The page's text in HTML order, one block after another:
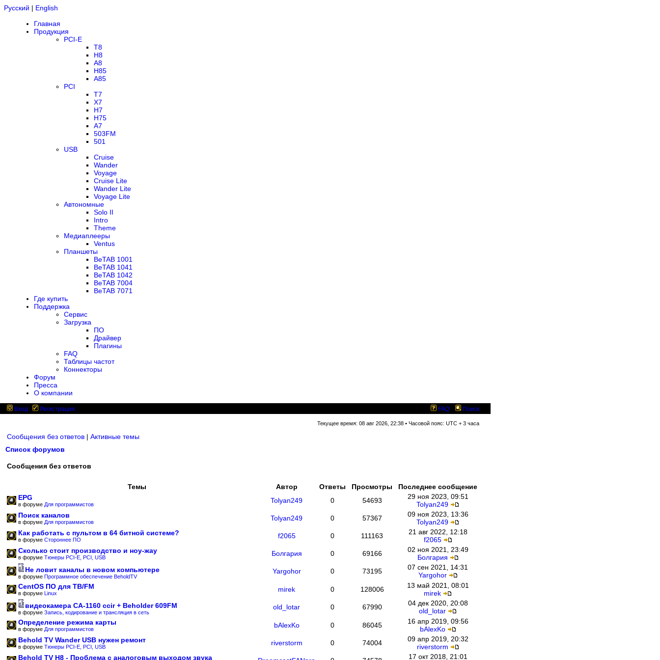
Русский | English
Главная
Продукция
PCI-E
T8
H8
A8
H85
A85
PCI
T7
X7
H7
H75
A7
503FM
501
USB
Cruise
Wander
Voyage
Cruise Lite
Wander Lite
Voyage Lite
Автономные
Solo II
Intro
Theme
Медиаплееры
Ventus
Планшеты
BeTAB 1001
BeTAB 1041
BeTAB 1042
BeTAB 7004
BeTAB 7071
Где купить
Поддержка
Сервис
Загрузка
ПО
Драйвер
Плагины
FAQ
Таблицы частот
Коннекторы
Форум
Пресса
О компании
Вход Регистрация FAQ Поиск
Текущее время: 08 авг 2026, 22:38 • Часовой пояс: UTC + 3 часа
Сообщения без ответов | Активные темы
Список форумов
Сообщения без ответов
Темы Автор Ответы Просмотры
Последнее сообщение
EPG
в форуме Для программистов Tolyan249 0 54693
29 ноя 2023, 09:51
Tolyan249
Поиск каналов
в форуме Для программистов Tolyan249 0 57367
09 ноя 2023, 13:36
Tolyan249
Как работать с пультом в 64 битной системе?
в форуме Стороннее ПО f2065 0 111163
21 авг 2022, 12:18
f2065
Сколько стоит производство и ноу-жау
в форуме Тюнеры PCI-E, PCI, USB Болгария 0 69166
02 ноя 2021, 23:49
Болгария
Не ловит каналы в новом компьютере
в форуме Программное обеспечение BeholdTV
Yargohor 0 73195
07 сен 2021, 14:31
Yargohor
CentOS ПО для ТВ/FM
в форуме Linux mirek 0 128006
13 май 2021, 08:01
mirek
видеокамера CA-1160 ccir + Beholder 609FM
в форуме Запись, кодирование и трансляция в сеть
old_lotar 0 67990
04 дек 2020, 20:08
old_lotar
Определение режима карты
в форуме Для программистов bAlexKo 0 86045
16 апр 2019, 09:56
bAlexKo
Behold TV Wander USB нужен ремонт
в форуме Тюнеры PCI-E, PCI, USB riverstorm 0 74004
09 апр 2019, 20:32
riverstorm
Behold TV H8 - Проблема с аналоговым выходом звука
17 окт 2018, 21:01